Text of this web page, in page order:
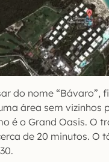
do nome “Bávaro”,
área sem vizinhos
é o Grand Oasis. O
de 20 minutos. O